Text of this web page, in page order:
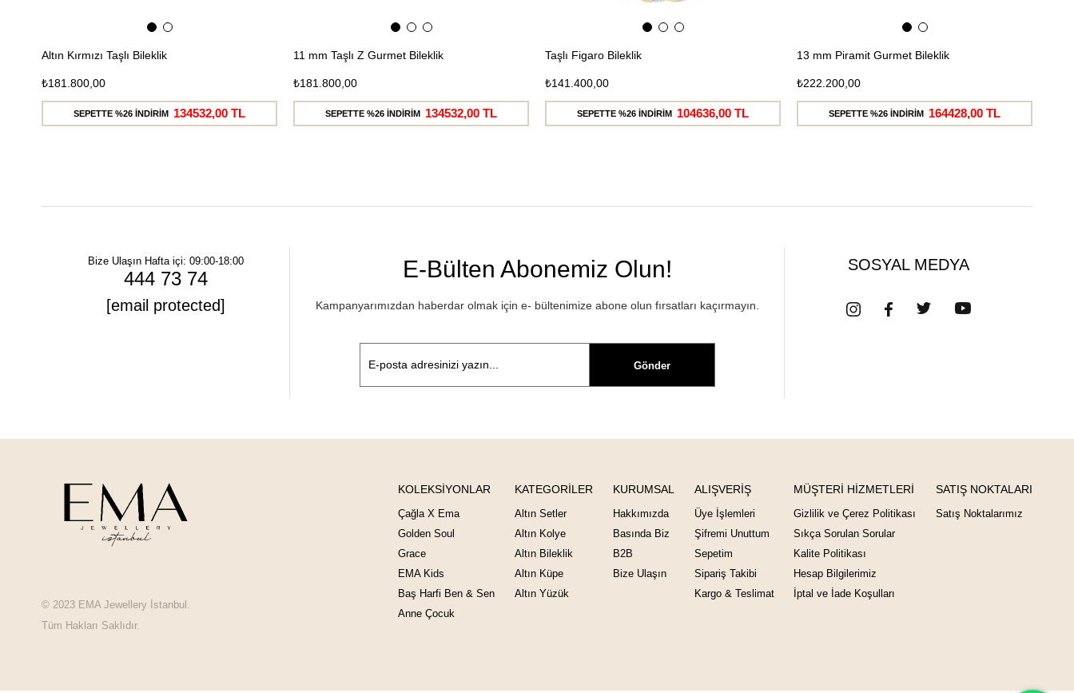
Altın Kırmızı Taşlı Bileklik
₺181.800,00
SEPETTE %26 İNDİRİM 134532,00 TL
11 mm Taşlı Z Gurmet Bileklik
₺181.800,00
SEPETTE %26 İNDİRİM 134532,00 TL
Taşlı Figaro Bileklik
₺141.400,00
SEPETTE %26 İNDİRİM 104636,00 TL
13 mm Piramit Gurmet Bileklik
₺222.200,00
SEPETTE %26 İNDİRİM 164428,00 TL
Bize Ulaşın
444 73 74
[email protected]
Hafta içi: 09:00-18:00 E-Bülten Abonemiz Olun!
Kampanyarımızdan haberdar olmak için e- bültenimize abone olun fırsatları kaçırmayın.
Gönder
SOSYAL MEDYA
© 2023 EMA Jewellery İstanbul.
Tüm Hakları Saklıdır.
KOLEKSİYONLAR
Çağla X Ema
Golden Soul
Grace
EMA Kids
Baş Harfi Ben & Sen
Anne Çocuk
KATEGORİLER
Altın Setler
Altın Kolye
Altın Bileklik
Altın Küpe
Altın Yüzük
KURUMSAL
Hakkımızda
Basında Biz
B2B
Bize Ulaşın
ALIŞVERİŞ
Üye İşlemleri
Şifremi Unuttum
Sepetim
Sipariş Takibi
Kargo & Teslimat
MÜŞTERİ HİZMETLERİ
Gizlilik ve Çerez Politikası
Sıkça Sorulan Sorular
Kalite Politikası
Hesap Bilgilerimiz
İptal ve İade Koşulları
SATIŞ NOKTALARI
Satış Noktalarımız